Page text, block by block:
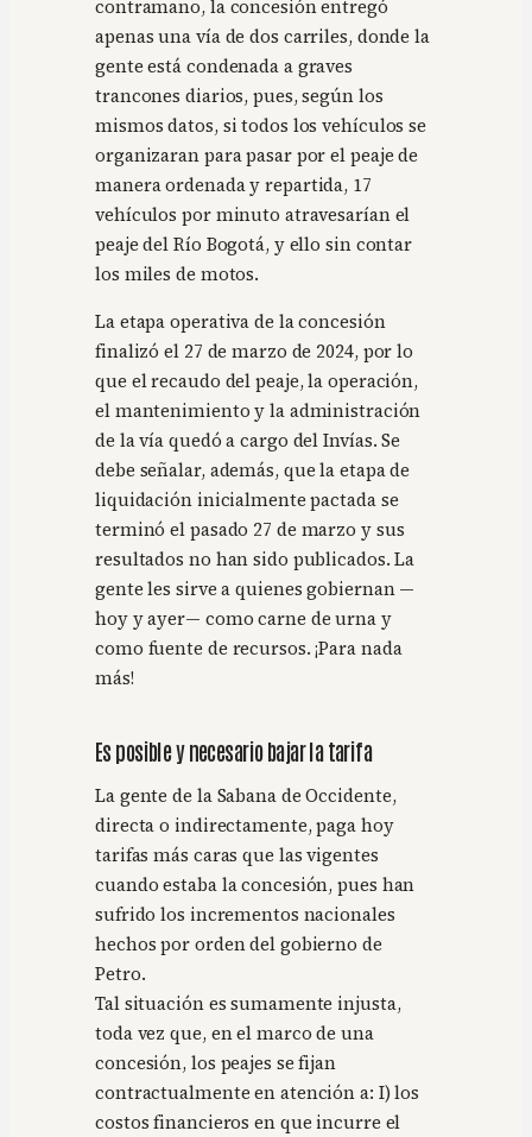
contramano, la concesión entregó
apenas una vía de dos carriles, donde la
gente está condenada a graves
trancones diarios, pues, según los
mismos datos, si todos los vehículos se
organizaran para pasar por el peaje de
manera ordenada y repartida, 17
vehículos por minuto atravesarían el
peaje del Río Bogotá, y ello sin contar
los miles de motos.
La etapa operativa de la concesión
finalizó el 27 de marzo de 2024, por lo
que el recaudo del peaje, la operación,
el mantenimiento y la administración
de la vía quedó a cargo del Invías. Se
debe señalar, además, que la etapa de
liquidación inicialmente pactada se
terminó el pasado 27 de marzo y sus
resultados no han sido publicados. La
gente les sirve a quienes gobiernan —
hoy y ayer— como carne de urna y
como fuente de recursos. ¡Para nada
más!
Es posible y necesario bajar la tarifa
La gente de la Sabana de Occidente,
directa o indirectamente, paga hoy
tarifas más caras que las vigentes
cuando estaba la concesión, pues han
sufrido los incrementos nacionales
hechos por orden del gobierno de
Petro.
Tal situación es sumamente injusta,
toda vez que, en el marco de una
concesión, los peajes se fijan
contractualmente en atención a: I) los
costos financieros en que incurre el